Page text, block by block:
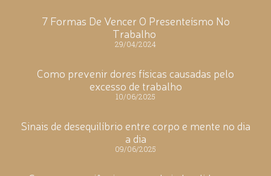
7 Formas De Vencer O Presenteísmo No
Trabalho
29/04/2024
Como prevenir dores físicas causadas pelo
excesso de trabalho
10/06/2025
Sinais de desequilíbrio entre corpo e mente no dia
a dia
09/06/2025